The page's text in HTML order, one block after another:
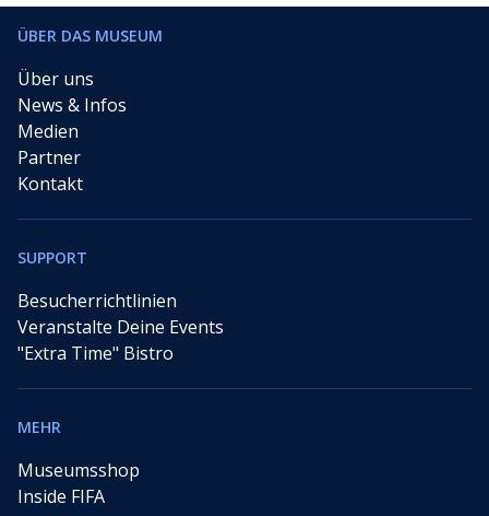
ÜBER DAS MUSEUM
Über uns
News & Infos
Medien
Partner
Kontakt
SUPPORT
Besucherrichtlinien
Veranstalte Deine Events
"Extra Time" Bistro
MEHR
Museumsshop
Inside FIFA